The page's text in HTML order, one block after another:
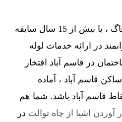
گروه فنی آذین گستر آچاگ ، با بیش از 15 سال سابقه
در ارائه خدمات لوله
در قاسم آباد افتخار
قاسم آباد ، آماده
قاسم آباد باشد. شما هم
آوردن اشیا از چاه توالت در